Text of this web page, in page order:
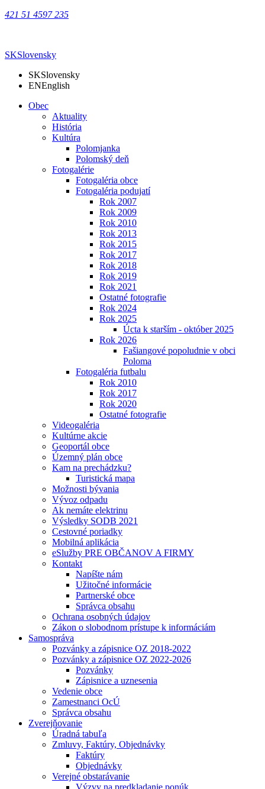
421 51 4597 235
SKSlovensky
SKSlovensky
ENEnglish
Obec
Aktuality
História
Kultúra
Polomjanka
Polomský deň
Fotogalérie
Fotogaléria obce
Fotogaléria podujatí
Rok 2007
Rok 2009
Rok 2010
Rok 2013
Rok 2015
Rok 2017
Rok 2018
Rok 2019
Rok 2021
Ostatné fotografie
Rok 2024
Rok 2025
Úcta k starším - október 2025
Rok 2026
Fašiangové popoludnie v obci
Poloma
Fotogaléria futbalu
Rok 2010
Rok 2017
Rok 2020
Ostatné fotografie
Videogaléria
Kultúrne akcie
Geoportál obce
Územný plán obce
Kam na prechádzku?
Turistická mapa
Možnosti bývania
Vývoz odpadu
Ak nemáte elektrinu
Výsledky SODB 2021
Cestovné poriadky
Mobilná aplikácia
eSlužby PRE OBČANOV A FIRMY
Kontakt
Napíšte nám
Užitočné informácie
Partnerské obce
Správca obsahu
Ochrana osobných údajov
Zákon o slobodnom prístupe k informáciám
Samospráva
Pozvánky a zápisnice OZ 2018-2022
Pozvánky a zápisnice OZ 2022-2026
Pozvánky
Zápisnice a uznesenia
Vedenie obce
Zamestnanci OcÚ
Správca obsahu
Zverejňovanie
Úradná tabuľa
Zmluvy, Faktúry, Objednávky
Faktúry
Objednávky
Verejné obstarávanie
Výzvy na predkladanie ponúk